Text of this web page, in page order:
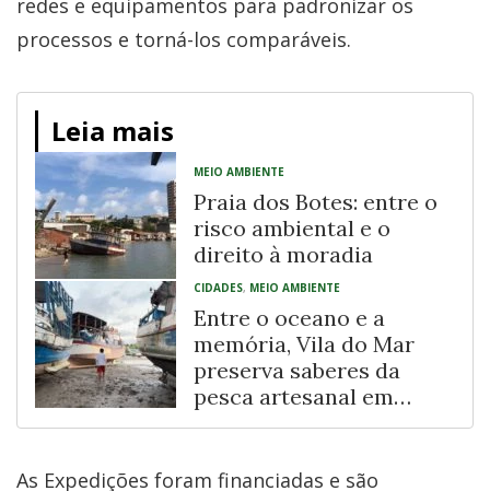
redes e equipamentos para padronizar os
processos e torná-los comparáveis.
Leia mais
MEIO AMBIENTE
Praia dos Botes: entre o
risco ambiental e o
direito à moradia
CIDADES, MEIO AMBIENTE
Entre o oceano e a
memória, Vila do Mar
preserva saberes da
pesca artesanal em
Fortaleza
As Expedições foram financiadas e são